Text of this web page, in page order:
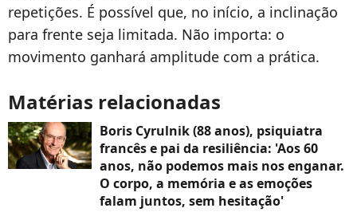
repetições. É possível que, no início, a inclinação
para frente seja limitada. Não importa: o
movimento ganhará amplitude com a prática.
Matérias relacionadas
Boris Cyrulnik (88 anos), psiquiatra
francês e pai da resiliência: 'Aos 60
anos, não podemos mais nos enganar.
O corpo, a memória e as emoções
falam juntos, sem hesitação'